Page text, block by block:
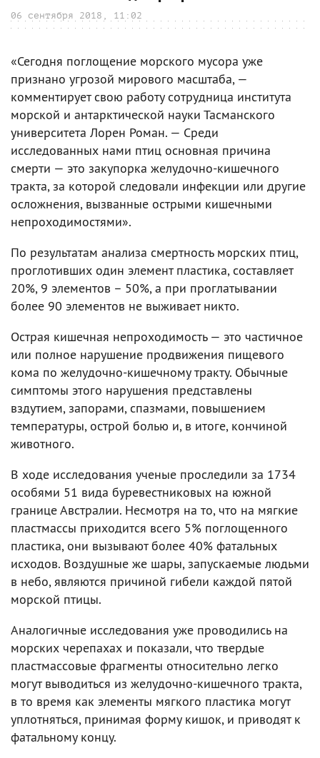
06 сентября 2018, 11:02
«Сегодня поглощение морского мусора уже
признано угрозой мирового масштаба, —
комментирует свою работу сотрудница института
морской и антарктической науки Тасманского
университета Лорен Роман. — Среди
исследованных нами птиц основная причина
смерти — это закупорка желудочно-кишечного
тракта, за которой следовали инфекции или другие
осложнения, вызванные острыми кишечными
непроходимостями».
По результатам анализа смертность морских птиц,
проглотивших один элемент пластика, составляет
20%, 9 элементов – 50%, а при проглатывании
более 90 элементов не выживает никто.
Острая кишечная непроходимость — это частичное
или полное нарушение продвижения пищевого
кома по желудочно-кишечному тракту. Обычные
симптомы этого нарушения представлены
вздутием, запорами, спазмами, повышением
температуры, острой болью и, в итоге, кончиной
животного.
В ходе исследования ученые проследили за 1734
особями 51 вида буревестниковых на южной
границе Австралии. Несмотря на то, что на мягкие
пластмассы приходится всего 5% поглощенного
пластика, они вызывают более 40% фатальных
исходов. Воздушные же шары, запускаемые людьми
в небо, являются причиной гибели каждой пятой
морской птицы.
Аналогичные исследования уже проводились на
морских черепахах и показали, что твердые
пластмассовые фрагменты относительно легко
могут выводиться из желудочно-кишечного тракта,
в то время как элементы мягкого пластика могут
уплотняться, принимая форму кишок, и приводят к
фатальному концу.